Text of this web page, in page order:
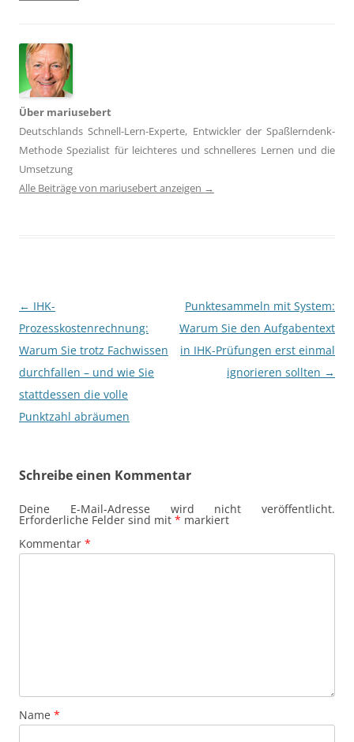
Über mariusebert
Deutschlands Schnell-Lern-Experte, Entwickler der Spaßlerndenk-
Methode Spezialist für leichteres und schnelleres Lernen und die
Umsetzung
Alle Beiträge von mariusebert anzeigen →
Beitragsnavigation
← IHK-
Prozesskostenrechnung:
Warum Sie trotz Fachwissen
durchfallen – und wie Sie
stattdessen die volle
Punktzahl abräumen
Punktesammeln mit System:
Warum Sie den Aufgabentext
in IHK-Prüfungen erst einmal
ignorieren sollten →
Schreibe einen Kommentar
Deine E-Mail-Adresse wird nicht veröffentlicht.
Erforderliche Felder sind mit * markiert
Kommentar *
Name *